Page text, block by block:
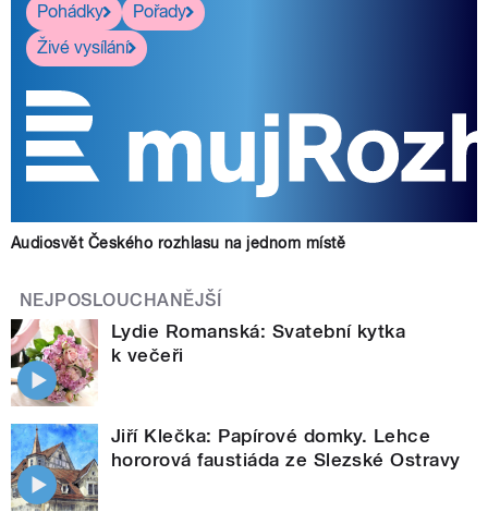
Pohádky
Pořady
Živé vysílání
Audiosvět Českého rozhlasu na jednom místě
NEJPOSLOUCHANĚJŠÍ
Lydie Romanská: Svatební kytka
k večeři
Jiří Klečka: Papírové domky. Lehce
hororová faustiáda ze Slezské Ostravy